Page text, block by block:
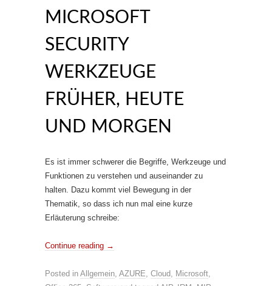
MICROSOFT
SECURITY
WERKZEUGE
FRÜHER, HEUTE
UND MORGEN
Es ist immer schwerer die Begriffe, Werkzeuge und
Funktionen zu verstehen und auseinander zu
halten. Dazu kommt viel Bewegung in der
Thematik, so dass ich nun mal eine kurze
Erläuterung schreibe:
Continue reading →
Posted in Allgemein, AZURE, Cloud, Microsoft,